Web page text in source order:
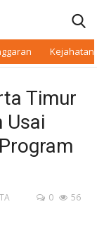
Kejahatan
Timur
Usai
0 56